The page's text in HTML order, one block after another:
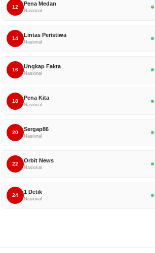
12
Pena Medan
Nasional
14
Lintas Peristiwa
Nasional
16
Ungkap Fakta
Nasional
18
Pena Kita
Nasional
20
Sergap86
Nasional
22
Orbit News
Nasional
24
1 Detik
Nasional